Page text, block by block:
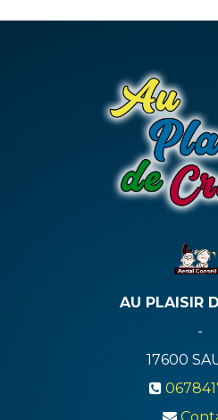
AU PLAISIR
-
17600